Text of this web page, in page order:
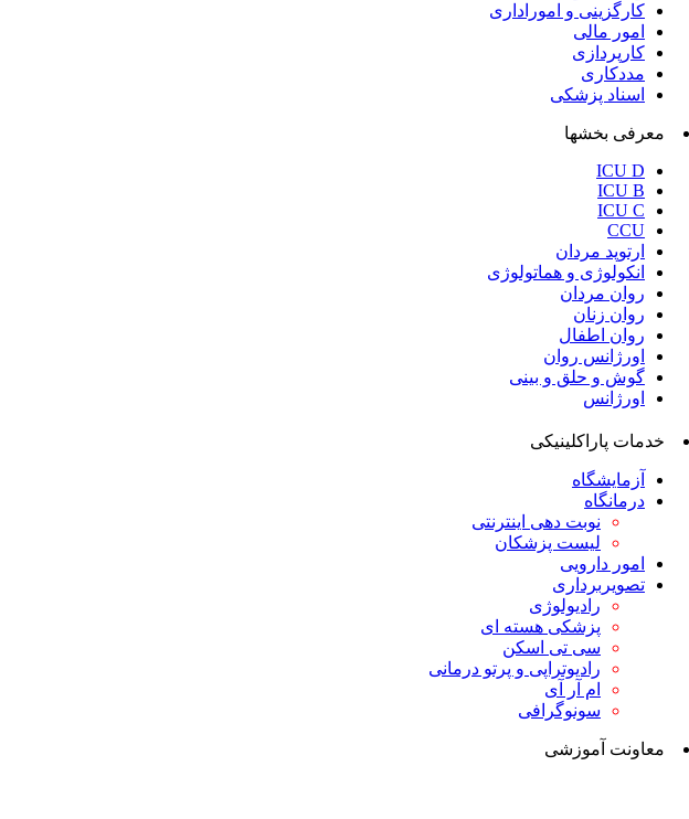
کارگزینی و اموراداری
امور مالی
کارپردازی
مددکاری
اسناد پزشکی
معرفی بخشها
ICU D
ICU B
ICU C
CCU
ارتوپد مردان
انکولوژی و هماتولوژی
روان مردان
روان زنان
روان اطفال
اورژانس روان
گوش و حلق و بینی
اورژانس
خدمات پاراکلینیکی
آزمایشگاه
درمانگاه
نوبت دهی اینترنتی
لیست پزشکان
امور دارویی
تصویربرداری
رادیولوژی
پزشکی هسته ای
سی تی اسکن
رادیوتراپی و پرتو درمانی
ام آر آی
سونوگرافی
معاونت آموزشی